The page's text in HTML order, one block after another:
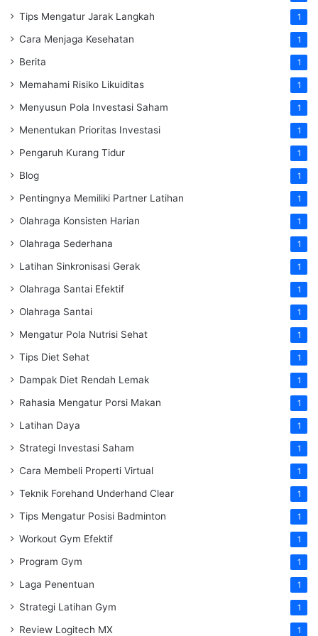
Tips Mengatur Jarak Langkah 1
Cara Menjaga Kesehatan 1
Berita 1
Memahami Risiko Likuiditas 1
Menyusun Pola Investasi Saham 1
Menentukan Prioritas Investasi 1
Pengaruh Kurang Tidur 1
Blog 1
Pentingnya Memiliki Partner Latihan 1
Olahraga Konsisten Harian 1
Olahraga Sederhana 1
Latihan Sinkronisasi Gerak 1
Olahraga Santai Efektif 1
Olahraga Santai 1
Mengatur Pola Nutrisi Sehat 1
Tips Diet Sehat 1
Dampak Diet Rendah Lemak 1
Rahasia Mengatur Porsi Makan 1
Latihan Daya 1
Strategi Investasi Saham 1
Cara Membeli Properti Virtual 1
Teknik Forehand Underhand Clear 1
Tips Mengatur Posisi Badminton 1
Workout Gym Efektif 1
Program Gym 1
Laga Penentuan 1
Strategi Latihan Gym 1
Review Logitech MX 1